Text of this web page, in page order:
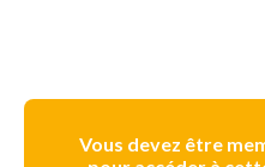
Vous devez être